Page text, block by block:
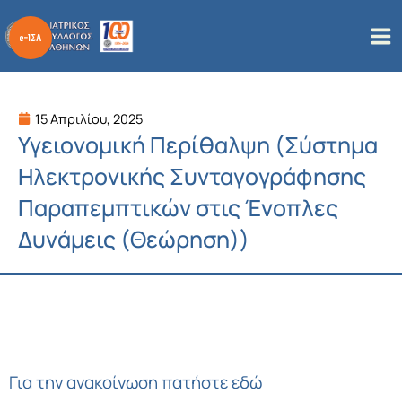
στο
περιεχόμενο
15 Απριλίου, 2025
Υγειονομική Περίθαλψη (Σύστημα
Ηλεκτρονικής Συνταγογράφησης
Παραπεμπτικών στις Ένοπλες
Δυνάμεις (Θεώρηση))
Για την ανακοίνωσηπατήστε εδώ